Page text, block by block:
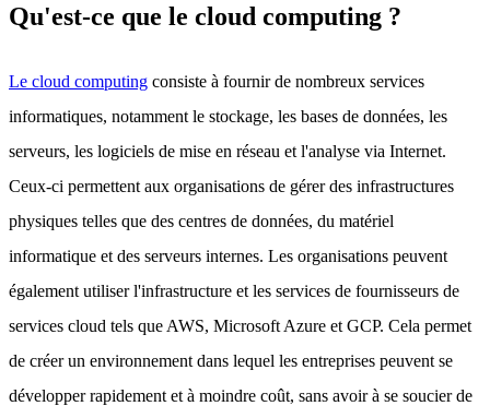
Qu'est-ce que le cloud computing ?
Le cloud computing consiste à fournir de nombreux services
informatiques, notamment le stockage, les bases de données, les
serveurs, les logiciels de mise en réseau et l'analyse via Internet.
Ceux-ci permettent aux organisations de gérer des infrastructures
physiques telles que des centres de données, du matériel
informatique et des serveurs internes. Les organisations peuvent
également utiliser l'infrastructure et les services de fournisseurs de
services cloud tels que AWS, Microsoft Azure et GCP. Cela permet
de créer un environnement dans lequel les entreprises peuvent se
développer rapidement et à moindre coût, sans avoir à se soucier de